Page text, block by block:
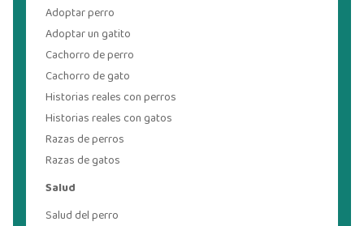
Adoptar perro
Adoptar un gatito
Cachorro de perro
Cachorro de gato
Historias reales con perros
Historias reales con gatos
Razas de perros
Razas de gatos
Salud
Salud del perro